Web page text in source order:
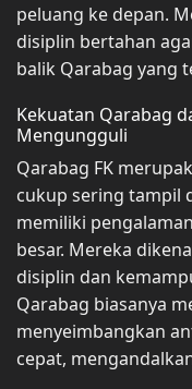
peluang ke depan.
disiplin bertahan
balik Qarabag yang
Kekuatan Qarabag
Mengungguli
Qarabag FK
cukup sering tampil
memiliki
besar. Mereka
disiplin dan
Qarabag biasanya
menyeimbangkan
cepat,